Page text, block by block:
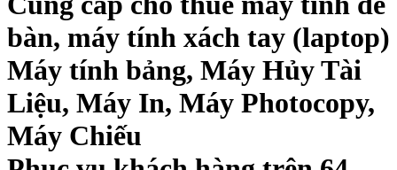
bàn, máy tính xách tay (laptop)
Máy tính bảng, Máy Hủy Tài
Liệu, Máy In, Máy Photocopy,
Máy Chiếu